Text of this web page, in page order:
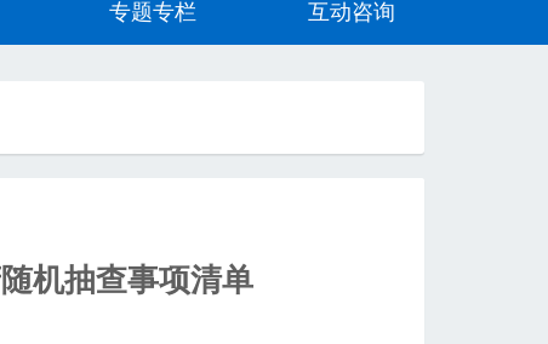
机抽查事项清单